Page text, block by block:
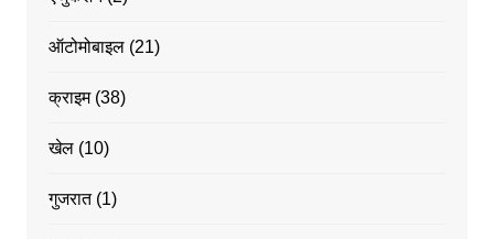
ऑटोमोबाइल(21)
क्राइम(38)
खेल(10)
गुजरात(1)